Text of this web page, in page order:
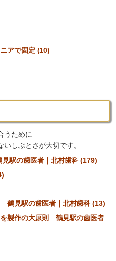
アで固定 (10)
うために
しぶとさが大切です。
駅の歯医者｜北村歯科 (179)
鶴見駅の歯医者｜北村歯科 (13)
製作の大原則 鶴見駅の歯医者